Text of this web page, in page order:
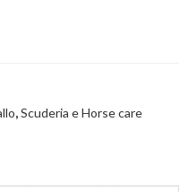
,Scuderia e Horse care